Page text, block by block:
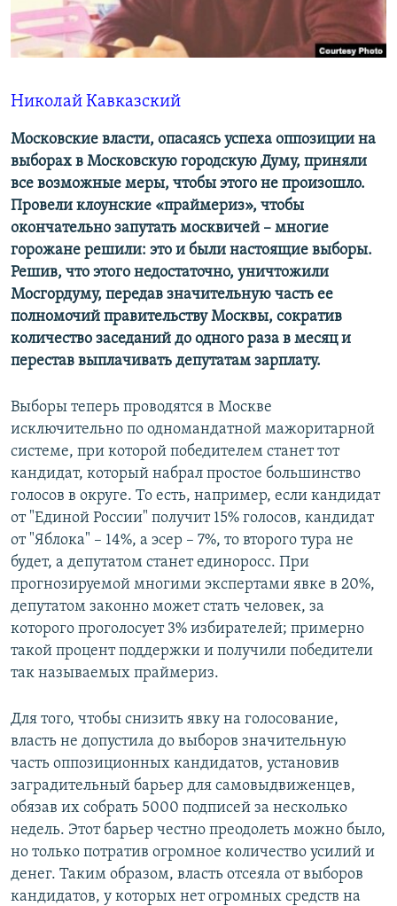
ПОБЕДИТЕЛЕЙ НЕ СУДЯТ?
КРЫМ.НЕПОКОРЕННЫЙ
ПРИСОЕДИНЯЙТЕСЬ!
Все сайты RFE/RL
Николай Кавказский
Московские власти, опасаясь успеха оппозиции на
выборах в Московскую городскую Думу, приняли
все возможные меры, чтобы этого не произошло.
Провели клоунские «праймериз», чтобы
окончательно запутать москвичей – многие
горожане решили: это и были настоящие выборы.
Решив, что этого недостаточно, уничтожили
Мосгордуму, передав значительную часть ее
полномочий правительству Москвы, сократив
количество заседаний до одного раза в месяц и
перестав выплачивать депутатам зарплату.
Выборы теперь проводятся в Москве
исключительно по одномандатной мажоритарной
системе, при которой победителем станет тот
кандидат, который набрал простое большинство
голосов в округе. То есть, например, если кандидат
от "Единой России" получит 15% голосов, кандидат
от "Яблока" – 14%, а эсер – 7%, то второго тура не
будет, а депутатом станет единоросс. При
прогнозируемой многими экспертами явке в 20%,
депутатом законно может стать человек, за
которого проголосует 3% избирателей; примерно
такой процент поддержки и получили победители
так называемых праймериз.
Для того, чтобы снизить явку на голосование,
власть не допустила до выборов значительную
часть оппозиционных кандидатов, установив
заградительный барьер для самовыдвиженцев,
обязав их собрать 5000 подписей за несколько
недель. Этот барьер честно преодолеть можно было,
но только потратив огромное количество усилий и
денег. Таким образом, власть отсеяла от выборов
кандидатов, у которых нет огромных средств на